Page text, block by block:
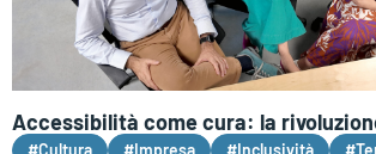
Accessibilità come cura: la
#Cultura #Impresa #Inclusività